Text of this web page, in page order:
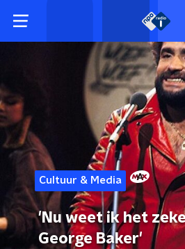
Cultuur & Media
'Nu weet ik het
George Baker'